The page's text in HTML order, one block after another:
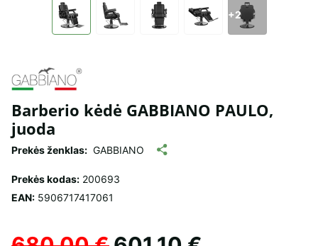
+2
Barberio kėdė GABBIANO PAULO,
juoda
Prekės ženklas: GABBIANO
Prekės kodas: 200693
EAN: 5906717417061